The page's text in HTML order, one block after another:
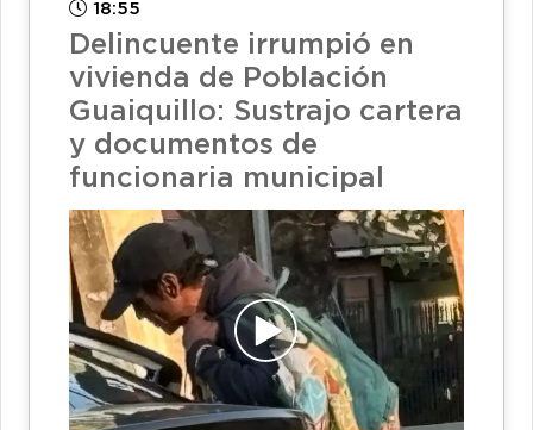
18:55
Delincuente irrumpió en
vivienda de Población
Guaiquillo: Sustrajo cartera
y documentos de
funcionaria municipal